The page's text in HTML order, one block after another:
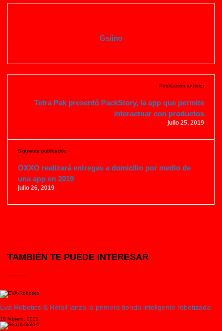
Gsiino
Publicación anterior
Tetra Pak presentó PackStory, la app que permite
interactuar con productos
julio 25, 2019
Siguiente publicación
OXXO realizará entregas a domicilio por medio de
una app en 2019
julio 26, 2019
TAMBIÉN TE PUEDE INTERESAR
Eva Robotics & Retail lanza la primera tienda inteligente robotizada
10 febrero, 2021